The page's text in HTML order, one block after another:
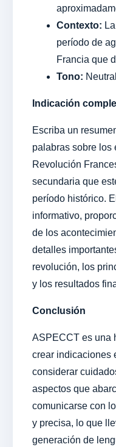
Contexto:
período de
Francia que
Tono:
Indicación
Escriba un
palabras sobre los
Revolución
secundaria que
período histórico.
informativo,
de los
detalles
revolución, los
y los resultados
Conclusión
ASPECCT es una
crear indicaciones
considerar
aspectos que
comunicarse con
y precisa, lo que
generación de